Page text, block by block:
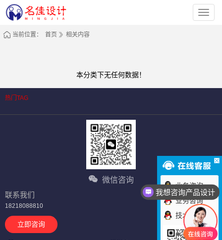
深
圳
公
当前位置： 首页 相关内容
本分类下无任何数据！
热门TAG
微信咨询
联系我们
18218088810
立即咨询
业务咨询
业务咨询
技术咨询
我想咨询产品设计